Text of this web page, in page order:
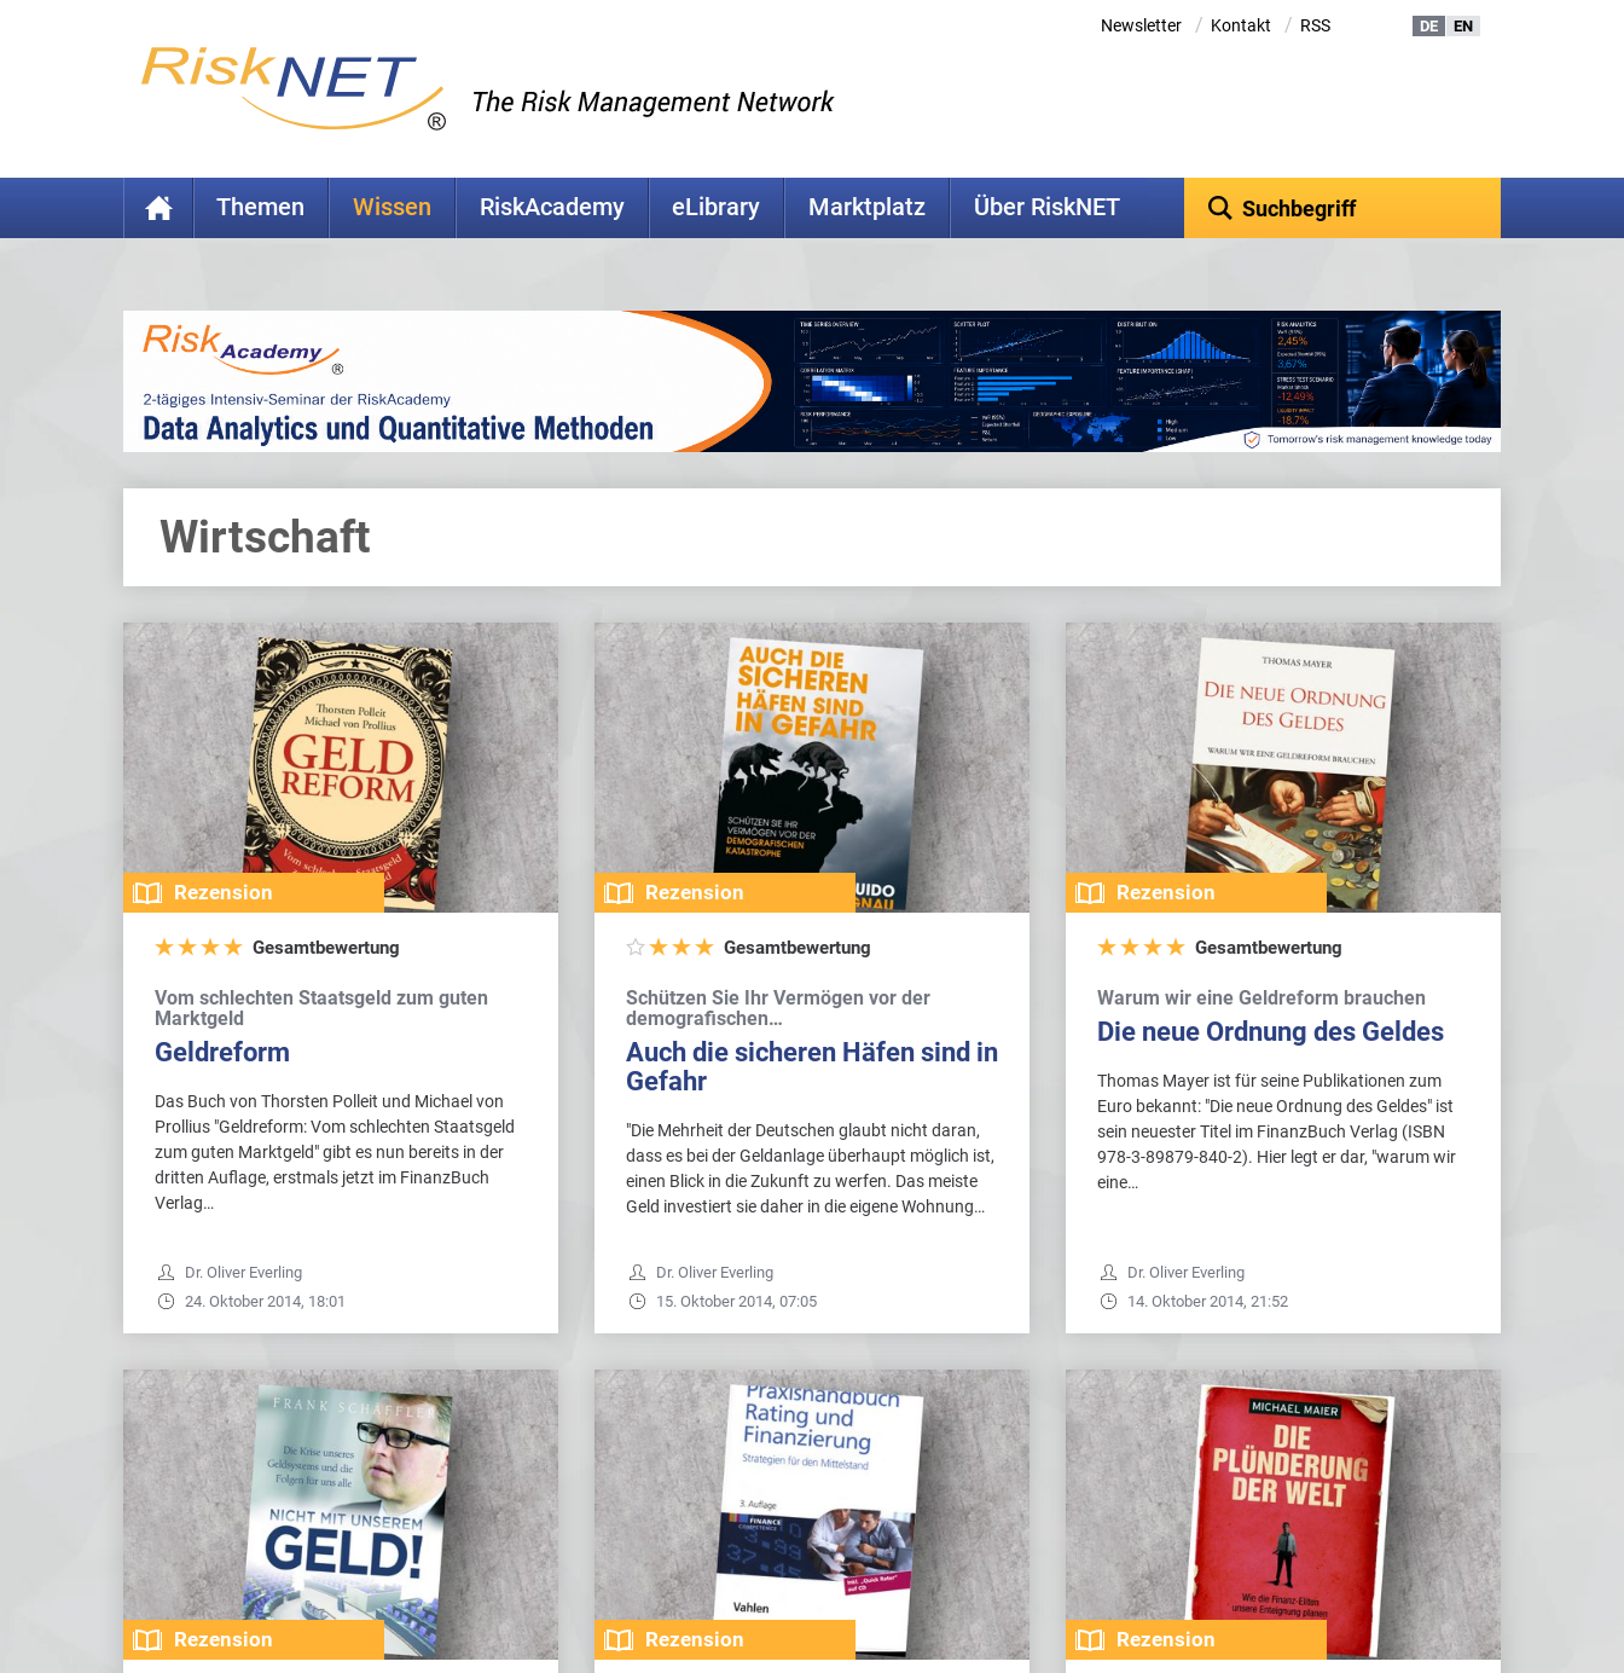
Newsletter / Kontakt / RSS DE EN
Themen Wissen RiskAcademy eLibrary Marktplatz Über RiskNET
Wirtschaft
Rezension
Gesamtbewertung
Vom schlechten Staatsgeld zum guten
Marktgeld
Geldreform
Das Buch von Thorsten Polleit und Michael von
Prollius "Geldreform: Vom schlechten Staatsgeld
zum guten Marktgeld" gibt es nun bereits in der
dritten Auflage, erstmals jetzt im FinanzBuch
Verlag…
Dr. Oliver Everling
24. Oktober 2014, 18:01
Rezension
Gesamtbewertung
Schützen Sie Ihr Vermögen vor der
demografischen…
Auch die sicheren Häfen sind in
Gefahr
"Die Mehrheit der Deutschen glaubt nicht daran,
dass es bei der Geldanlage überhaupt möglich ist,
einen Blick in die Zukunft zu werfen. Das meiste
Geld investiert sie daher in die eigene Wohnung…
Dr. Oliver Everling
15. Oktober 2014, 07:05
Rezension
Gesamtbewertung
Warum wir eine Geldreform brauchen
Die neue Ordnung des Geldes
Thomas Mayer ist für seine Publikationen zum
Euro bekannt: "Die neue Ordnung des Geldes" ist
sein neuester Titel im FinanzBuch Verlag (ISBN
978-3-89879-840-2). Hier legt er dar, "warum wir
eine…
Dr. Oliver Everling
14. Oktober 2014, 21:52
Rezension Rezension Rezension